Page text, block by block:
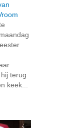
terug
keek...